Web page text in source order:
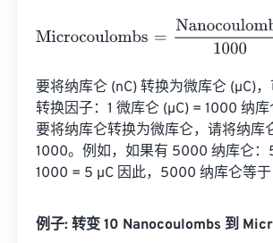
Microcoulombs= Nanocoulombs1000
要将纳库仑 (nC) 转换为微库仑 (µC)
转换因子：1 微库仑 (µC) = 1000 纳库
要将纳库仑转换为微库仑，请将纳库
1000。例如，如果有 5000 纳库仑
1000 = 5 µC 因此，5000 纳库仑等于
例子: 转变 10 Nanocoulombs 到